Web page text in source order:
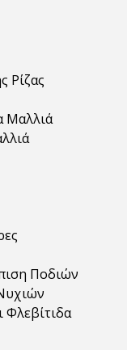
Ρίζας
Μαλλιά
Ποδιών
Φλεβίτιδα